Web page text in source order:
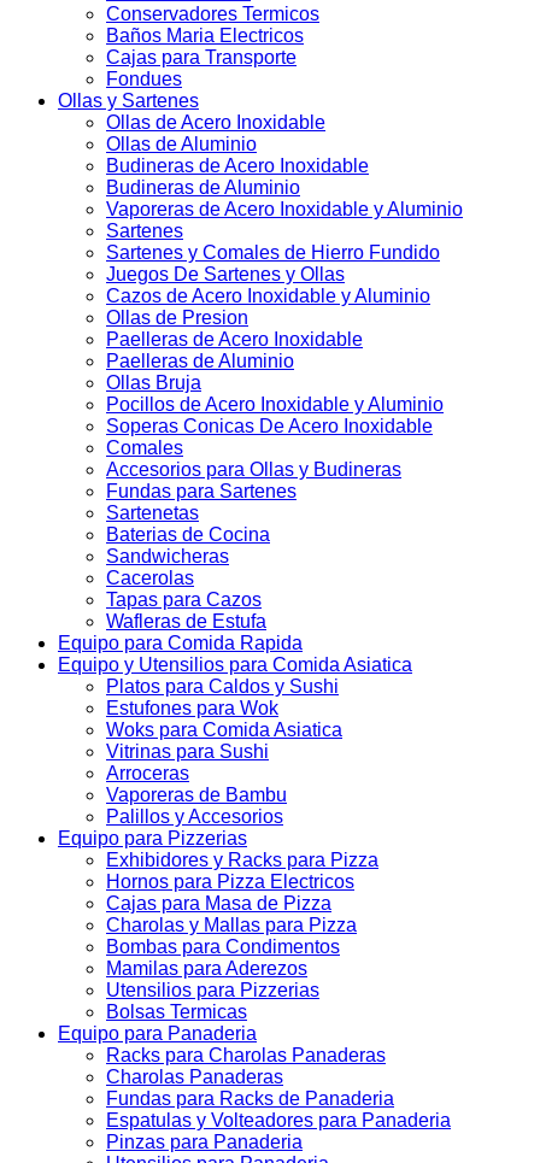
Conservadores Termicos
Baños Maria Electricos
Cajas para Transporte
Fondues
Ollas y Sartenes
Ollas de Acero Inoxidable
Ollas de Aluminio
Budineras de Acero Inoxidable
Budineras de Aluminio
Vaporeras de Acero Inoxidable y Aluminio
Sartenes
Sartenes y Comales de Hierro Fundido
Juegos De Sartenes y Ollas
Cazos de Acero Inoxidable y Aluminio
Ollas de Presion
Paelleras de Acero Inoxidable
Paelleras de Aluminio
Ollas Bruja
Pocillos de Acero Inoxidable y Aluminio
Soperas Conicas De Acero Inoxidable
Comales
Accesorios para Ollas y Budineras
Fundas para Sartenes
Sartenetas
Baterias de Cocina
Sandwicheras
Cacerolas
Tapas para Cazos
Wafleras de Estufa
Equipo para Comida Rapida
Equipo y Utensilios para Comida Asiatica
Platos para Caldos y Sushi
Estufones para Wok
Woks para Comida Asiatica
Vitrinas para Sushi
Arroceras
Vaporeras de Bambu
Palillos y Accesorios
Equipo para Pizzerias
Exhibidores y Racks para Pizza
Hornos para Pizza Electricos
Cajas para Masa de Pizza
Charolas y Mallas para Pizza
Bombas para Condimentos
Mamilas para Aderezos
Utensilios para Pizzerias
Bolsas Termicas
Equipo para Panaderia
Racks para Charolas Panaderas
Charolas Panaderas
Fundas para Racks de Panaderia
Espatulas y Volteadores para Panaderia
Pinzas para Panaderia